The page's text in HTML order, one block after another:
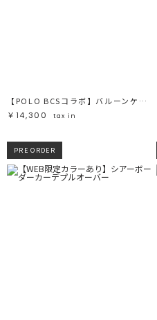
【POLO BCSコラボ】バルーンケーブルニットカーディガン
￥14,300
tax in
PRE ORDER